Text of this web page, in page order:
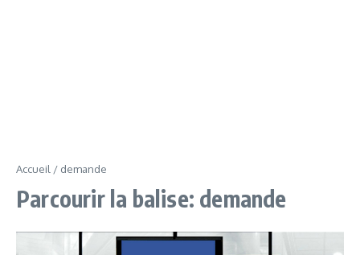
Accueil / demande
Parcourir la balise: demande